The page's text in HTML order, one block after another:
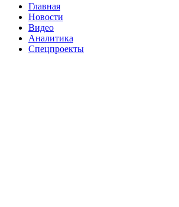
Главная
Новости
Видео
Аналитика
Спецпроекты